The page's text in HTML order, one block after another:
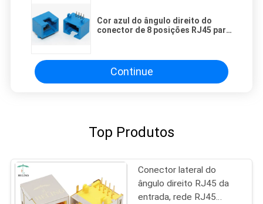
Cor azul do ângulo direito do
conector de 8 posições RJ45 para
Continue
Top Produtos
Conector lateral do
ângulo direito RJ45 da
entrada, rede RJ45